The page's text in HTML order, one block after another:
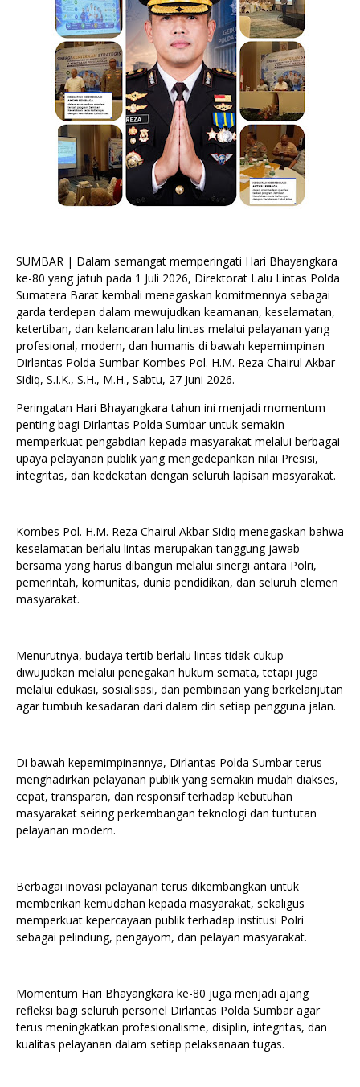
SUMBAR | Dalam semangat memperingati Hari Bhayangkara
ke-80 yang jatuh pada 1 Juli 2026, Direktorat Lalu Lintas Polda
Sumatera Barat kembali menegaskan komitmennya sebagai
garda terdepan dalam mewujudkan keamanan, keselamatan,
ketertiban, dan kelancaran lalu lintas melalui pelayanan yang
profesional, modern, dan humanis di bawah kepemimpinan
Dirlantas Polda Sumbar Kombes Pol. H.M. Reza Chairul Akbar
Sidiq, S.I.K., S.H., M.H., Sabtu, 27 Juni 2026.
Peringatan Hari Bhayangkara tahun ini menjadi momentum
penting bagi Dirlantas Polda Sumbar untuk semakin
memperkuat pengabdian kepada masyarakat melalui berbagai
upaya pelayanan publik yang mengedepankan nilai Presisi,
integritas, dan kedekatan dengan seluruh lapisan masyarakat.
Kombes Pol. H.M. Reza Chairul Akbar Sidiq menegaskan bahwa
keselamatan berlalu lintas merupakan tanggung jawab
bersama yang harus dibangun melalui sinergi antara Polri,
pemerintah, komunitas, dunia pendidikan, dan seluruh elemen
masyarakat.
Menurutnya, budaya tertib berlalu lintas tidak cukup
diwujudkan melalui penegakan hukum semata, tetapi juga
melalui edukasi, sosialisasi, dan pembinaan yang berkelanjutan
agar tumbuh kesadaran dari dalam diri setiap pengguna jalan.
Di bawah kepemimpinannya, Dirlantas Polda Sumbar terus
menghadirkan pelayanan publik yang semakin mudah diakses,
cepat, transparan, dan responsif terhadap kebutuhan
masyarakat seiring perkembangan teknologi dan tuntutan
pelayanan modern.
Berbagai inovasi pelayanan terus dikembangkan untuk
memberikan kemudahan kepada masyarakat, sekaligus
memperkuat kepercayaan publik terhadap institusi Polri
sebagai pelindung, pengayom, dan pelayan masyarakat.
Momentum Hari Bhayangkara ke-80 juga menjadi ajang
refleksi bagi seluruh personel Dirlantas Polda Sumbar agar
terus meningkatkan profesionalisme, disiplin, integritas, dan
kualitas pelayanan dalam setiap pelaksanaan tugas.